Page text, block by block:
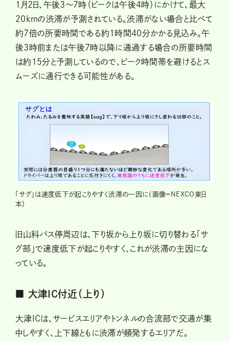
1月2日、午後3～7時（ピークは午後4時）にかけて、最大
20kmの渋滞が予測されている。渋滞がない場合と比べて
約7倍の所要時間である約1時間40分かかる見込み。午
後3時前または午後7時以降に通過する場合の所要時間
は約15分と予測しているので、ピーク時間帯を避けるとス
ムーズに通行できる可能性がある。
「サグ」は速度低下が起こりやすく渋滞の一因に（画像＝NEXCO東日
本）
旧山科バス停周辺は、下り坂から上り坂に切り替わる「サ
グ部」で速度低下が起こりやすく、これが渋滞の主因にな
っている。
■ 大津IC付近（上り）
大津ICは、サービスエリアやトンネルの合流部で交通が集
中しやすく、上下線ともに渋滞が頻発するエリアだ。